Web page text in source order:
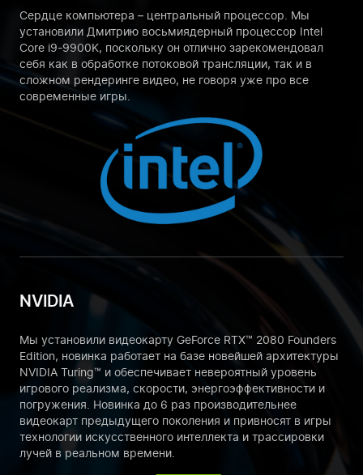
Сердце компьютера – центральный процессор. Мы
установили Дмитрию восьмиядерный процессор Intel
Core i9-9900K, поскольку он отлично зарекомендовал
себя как в обработке потоковой трансляции, так и в
сложном рендеринге видео, не говоря уже про все
современные игры.
NVIDIA
Мы установили видеокарту GeForce RTX™ 2080 Founders
Edition, новинка работает на базе новейшей архитектуры
NVIDIA Turing™ и обеспечивает невероятный уровень
игрового реализма, скорости, энергоэффективности и
погружения. Новинка до 6 раз производительнее
видеокарт предыдущего поколения и привносят в игры
технологии искусственного интеллекта и трассировки
лучей в реальном времени.